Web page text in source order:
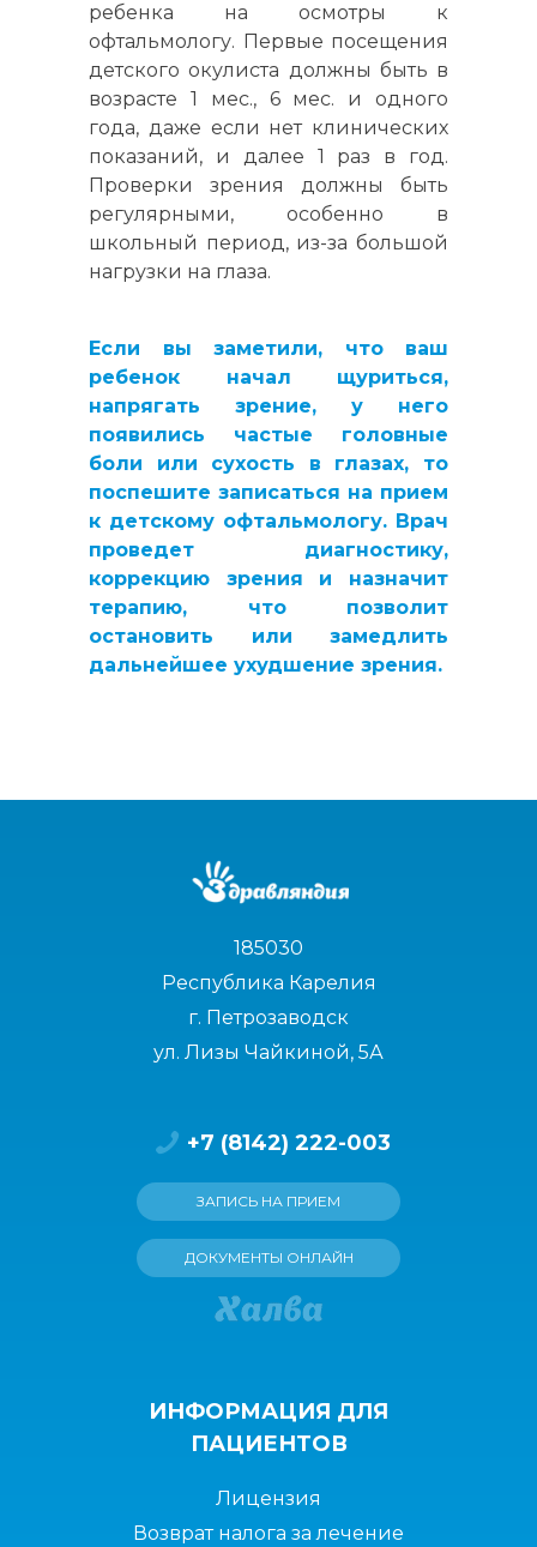
ребенка на осмотры к
офтальмологу. Первые посещения
детского окулиста должны быть в
возрасте 1 мес., 6 мес. и одного
года, даже если нет клинических
показаний, и далее 1 раз в год.
Проверки зрения должны быть
регулярными, особенно в
школьный период, из-за большой
нагрузки на глаза.
Если вы заметили, что ваш
ребенок начал щуриться,
напрягать зрение, у него
появились частые головные
боли или сухость в глазах, то
поспешите записаться на прием
к детскому офтальмологу. Врач
проведет диагностику,
коррекцию зрения и назначит
терапию, что позволит
остановить или замедлить
дальнейшее ухудшение зрения.
ИНФОРМАЦИЯ ДЛЯ
ПАЦИЕНТОВ
Лицензия
Возврат налога за лечение
+7 (8142) 222-003
ЗАПИСЬ НА ПРИЕМ
ДОКУМЕНТЫ ОНЛАЙН
185030
Республика Карелия
г. Петрозаводск
ул. Лизы Чайкиной, 5А